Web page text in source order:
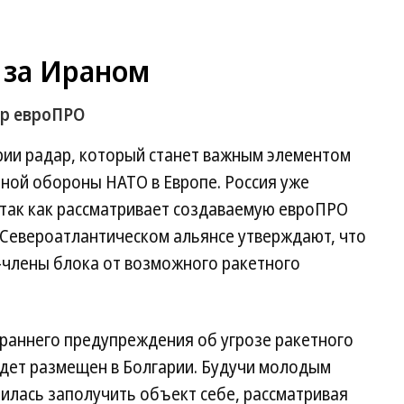
Ираном
евроПРО
радар, который станет важным элементом
обороны НАТО в Европе. Россия уже
как рассматривает создаваемую евроПРО
альянсе утверждают, что
блока от возможного ракетного
предупреждения об угрозе ракетного
размещен в Болгарии. Будучи молодым
заполучить объект себе, рассматривая